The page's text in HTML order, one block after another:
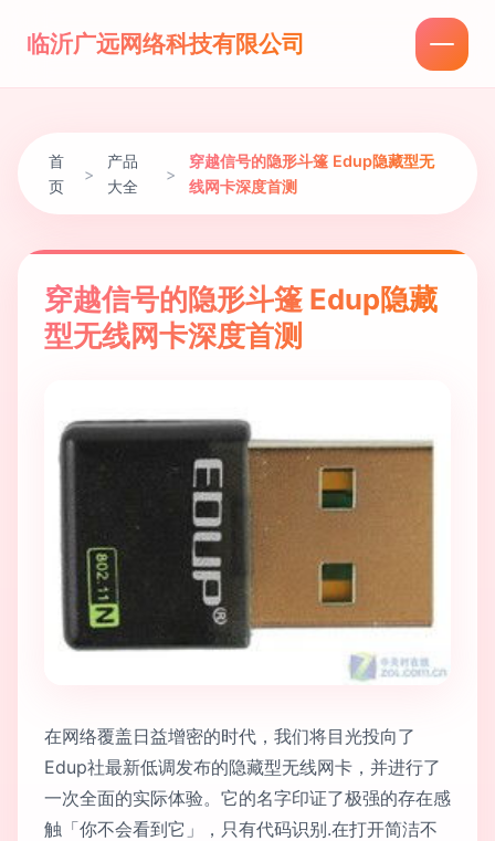
临沂广远网络科技有限公司
首
页
>
产品
大全
>
穿越信号的隐形斗篷 Edup隐藏型无
线网卡深度首测
穿越信号的隐形斗篷 Edup隐藏
型无线网卡深度首测
在网络覆盖日益增密的时代，我们将目光投向了
Edup社最新低调发布的隐藏型无线网卡，并进行了
一次全面的实际体验。它的名字印证了极强的存在感
触「你不会看到它」，只有代码识别.在打开简洁不